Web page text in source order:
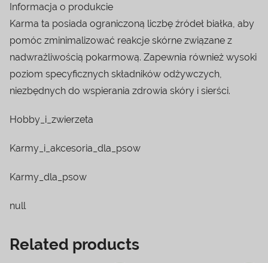
Informacja o produkcie
Karma ta posiada ograniczoną liczbę źródeł białka, aby
pomóc zminimalizować reakcje skórne związane z
nadwrażliwością pokarmową. Zapewnia również wysoki
poziom specyficznych składników odżywczych,
niezbędnych do wspierania zdrowia skóry i sierści.
Hobby_i_zwierzeta
Karmy_i_akcesoria_dla_psow
Karmy_dla_psow
null
Related products